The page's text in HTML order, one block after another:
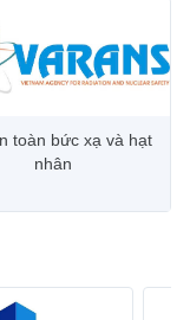
toàn bức xạ và hạt
nhân